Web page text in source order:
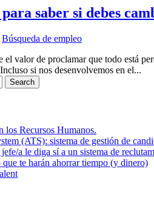
saber si debes
Búsqueda de empleo
el valor de proclamar que todo está
si nos desenvolvemos en el...
los Recursos Humanos.
(ATS): sistema de gestión de
a le diga sí a un sistema de
te harán ahorrar tiempo (y dinero)